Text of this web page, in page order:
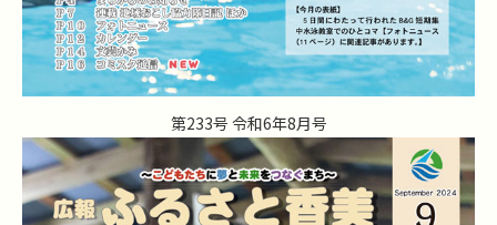
第233号 令和6年8月号